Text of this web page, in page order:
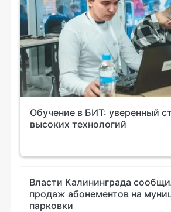
Обучение в БИТ: уверенный
высоких технологий
Власти Калининграда
продаж абонементов на
парковки